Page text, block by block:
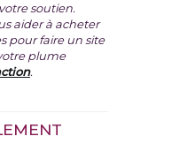
soutien.
aider à acheter
pour faire un site
plume
.